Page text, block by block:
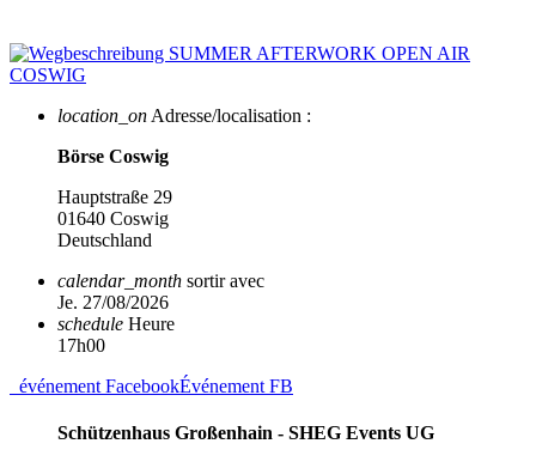
location_on Adresse/localisation :
Börse Coswig
Hauptstraße 29
01640 Coswig
Deutschland
calendar_month sortir avec
Je. 27/08/2026
schedule Heure
17h00
événement FacebookÉvénement FB
Schützenhaus Großenhain - SHEG Events UG